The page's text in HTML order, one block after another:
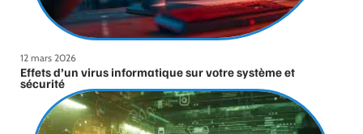
12 mars 2026
Effets d’un virus informatique sur votre système et
sécurité